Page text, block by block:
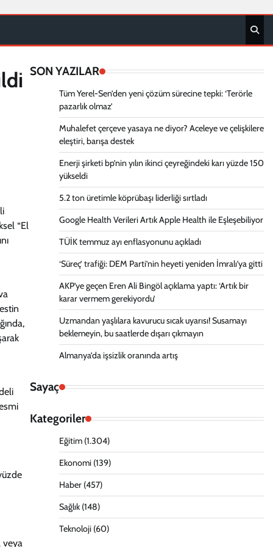
“El
veya
SON YAZILAR
Tüm Yerel-Sen’den yeni çözüm sürecine tepki: ‘Terörle
pazarlık olmaz’
Muhalefet çerçeve yasaya ne diyor? Aceleye ve çelişkilere
eleştiri, barışa destek
Enerji şirketi bp’nin yılın ikinci çeyreğindeki karı yüzde 150
yükseldi
5.2 ton üretimle köprübaşı liderliği sırtladı
Google Health Verileri Artık Apple Health ile Eşleşebiliyor
TÜİK temmuz ayı enflasyonunu açıkladı
‘Süreç’ trafiği: DEM Parti’nin heyeti yeniden İmralı’ya gitti
AKP’ye geçen Eren Ali Bingöl açıklama yaptı: ‘Artık bir
karar vermem gerekiyordu’
Uzmandan yaşlılara kavurucu sıcak uyarısı! Susamayı
beklemeyin, bu saatlerde dışarı çıkmayın
Almanya’da işsizlik oranında artış
Sayaç
Kategoriler
Eğitim(1.304)
Ekonomi(139)
Haber(457)
Sağlık(148)
Teknoloji(60)